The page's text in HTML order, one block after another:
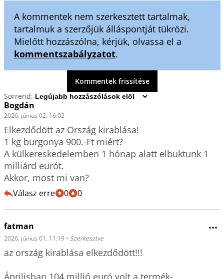
A kommentek nem szerkesztett tartalmak,
tartalmuk a szerzőjük álláspontját tükrözi.
Mielőtt hozzászólna, kérjük, olvassa el a
kommentszabályzatot.
Kommentek frissítése
Sorrend:
Bogdán
2026. június 02. 16:02
Elkezdődött az Ország kirablása!
1 kg burgonya 900.-Ft miért?
A külkereskedelemben 1 hónap alatt elbuktunk 1
milliárd eurót.
Akkor, most mi van?
Válasz erre 0 0
fatman •••
2026. június 01. 11:19 • Szerkesztve
az ország kirablása elkezdődött!!!
Áprilisban 104 millió euró volt a termék-